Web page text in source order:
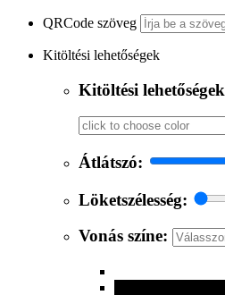
QRCode szöveg
Kitöltési lehetőségek
Kitöltési lehetőségek
Átlátszó:
Löketszélesség:
Vonás színe: